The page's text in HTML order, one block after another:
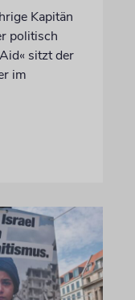
Kapitän
politisch
sitzt der
im